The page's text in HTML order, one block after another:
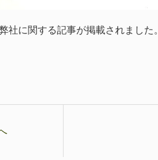
社に関する記事が掲載されました。